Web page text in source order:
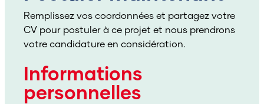
vous ?
Remplissez vos coordonnées et partagez votre
CV pour postuler à ce projet et nous prendrons
votre candidature en considération.
Informations
personnelles